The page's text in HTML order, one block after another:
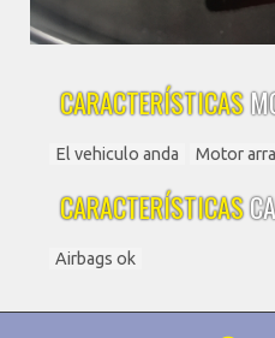
CARACTERÍSTICAS
El vehiculo anda Motor
CARACTERÍSTICAS
Airbags ok